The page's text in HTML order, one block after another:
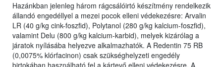
Hazánkban jelenleg három rágcsálóirtó készítmény rendelkezik
állandó engedéllyel a mezei pocok elleni védekezésre: Arvalin
LR (40 g/kg cink-foszfid), Polytanol (280 g/kg kalcium-foszfid),
valamint Delu (800 g/kg kalcium-karbid), melyek kizárólag a
járatok nyílásába helyezve alkalmazhatók. A Redentin 75 RB
(0,0075% klórfacinon) csak szükséghelyzeti engedély